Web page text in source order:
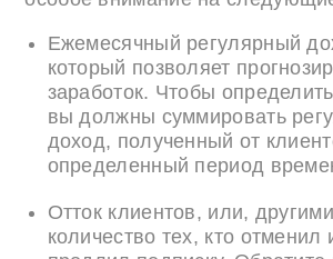
Ежемесячный регулярный
который позволяет
заработок. Чтобы
вы должны суммировать
доход, полученный от
определенный период
Отток клиентов, или,
количество тех, кто отменил